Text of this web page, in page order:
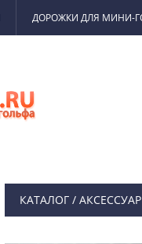
ДОРОЖКИ ДЛЯ МИНИ-
КАТАЛОГ/